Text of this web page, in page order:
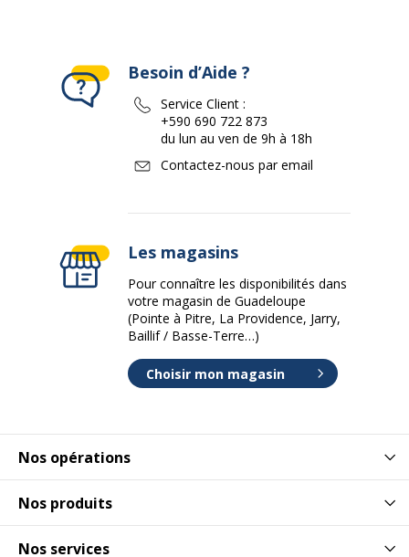
Nos opérations
Nos produits
Nos services
Besoin d’Aide ?
Service Client :
+590 690 722 873
du lun au ven de 9h à 18h
Contactez-nous par email
Les magasins
Pour connaître les disponibilités dans
votre magasin de Guadeloupe
(Pointe à Pitre, La Providence, Jarry,
Baillif / Basse-Terre…)
Choisir mon magasin